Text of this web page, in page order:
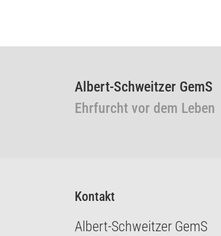
Albert-Schweitzer GemS
Ehrfurcht vor dem Leben
Kontakt
Albert-Schweitzer GemS